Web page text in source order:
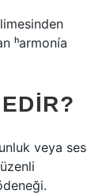
ʰarmonía
veya ses